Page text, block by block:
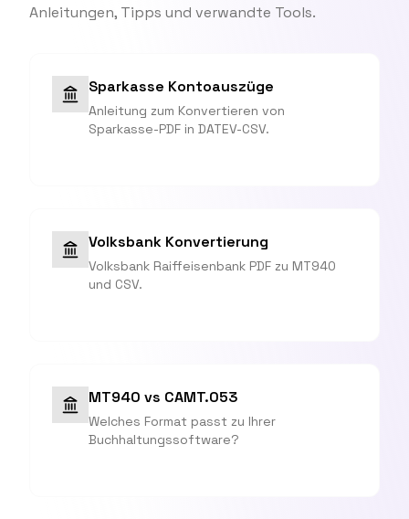
Anleitungen, Tipps und verwandte Tools.
Sparkasse Kontoauszüge
Anleitung zum Konvertieren von
Sparkasse-PDF in DATEV-CSV.
Volksbank Konvertierung
Volksbank Raiffeisenbank PDF zu MT940
und CSV.
MT940 vs CAMT.053
Welches Format passt zu Ihrer
Buchhaltungssoftware?